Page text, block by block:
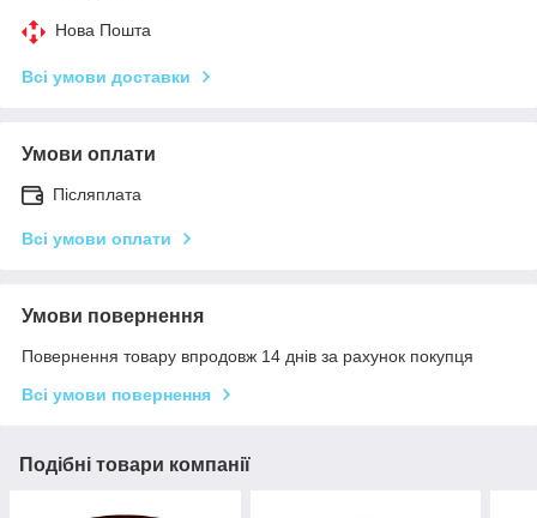
Нова Пошта
Всі умови доставки
Умови оплати
Післяплата
Всі умови оплати
Умови повернення
Повернення товару впродовж 14 днів за рахунок покупця
Всі умови повернення
Подібні товари компанії